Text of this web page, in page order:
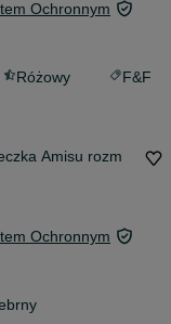
Ochronnym
Różowy
F&F
Amisu rozm
Ochronnym